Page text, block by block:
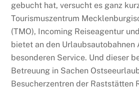
gebucht hat, versucht es ganz
Tourismuszentrum
(TMO), Incoming Reiseagentur
bietet an den Urlaubsautobahnen
besonderen Service. Und dieser
Betreuung in Sachen
Besucherzentren der Raststätten